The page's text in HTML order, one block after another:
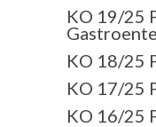
KO 19/25
KO 18/25
KO 17/25
KO 16/25